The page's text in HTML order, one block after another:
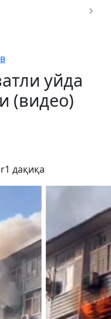
уйда
(видео)
1 дақиқа